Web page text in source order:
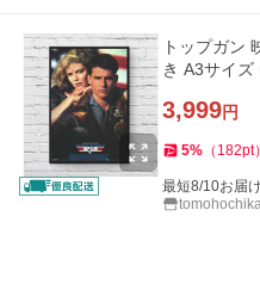
トップガン
き A3サイズ
3,999円
5% （ 182pt）
最短8/10お届け